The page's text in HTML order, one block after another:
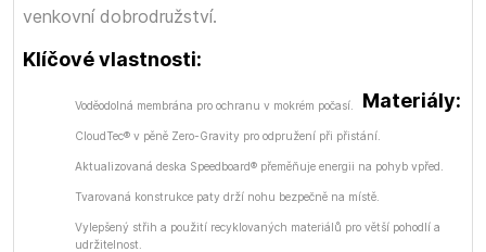
venkovní dobrodružství.
Klíčové vlastnosti:
Voděodolná membrána pro ochranu v mokrém počasí.
CloudTec® v pěně Zero-Gravity pro odpružení při přistání.
Aktualizovaná deska Speedboard® přeměňuje energii na pohyb vpřed.
Tvarovaná konstrukce paty drží nohu bezpečně na místě.
Vylepšený střih a použití recyklovaných materiálů pro větší pohodlí a
udržitelnost.
Materiály: